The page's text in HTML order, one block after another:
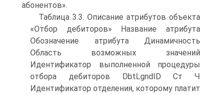
абонентов».
Таблица 3.3. Описание атрибутов объекта
«Отбор дебиторов» Название атрибута
Обозначение атрибута Динамичность
Область возможных значений
Идентификатор выполненной процедуры
отбора дебиторов DbtLgndID Ст Ч
Идентификатор отделения, которому платит